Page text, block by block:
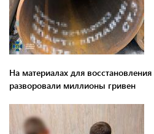
На материалах для
разворовали миллионы гривен